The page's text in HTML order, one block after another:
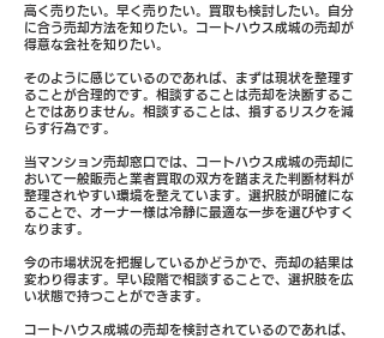
高く売りたい。早く売りたい。買取も検討したい。自分
に合う売却方法を知りたい。コートハウス成城の売却が
得意な会社を知りたい。
そのように感じているのであれば、まずは現状を整理す
ることが合理的です。相談することは売却を決断するこ
とではありません。相談することは、損するリスクを減
らす行為です。
当マンション売却窓口では、コートハウス成城の売却に
おいて一般販売と業者買取の双方を踏まえた判断材料が
整理されやすい環境を整えています。選択肢が明確にな
ることで、オーナー様は冷静に最適な一歩を選びやすく
なります。
今の市場状況を把握しているかどうかで、売却の結果は
変わり得ます。早い段階で相談することで、選択肢を広
い状態で持つことができます。
コートハウス成城の売却を検討されているのであれば、